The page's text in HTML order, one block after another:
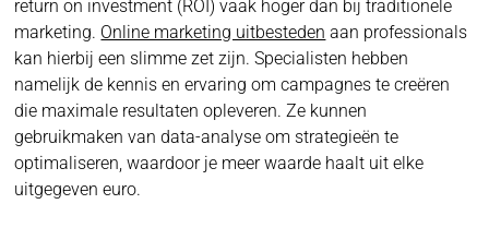
return on investment (ROI) vaak hoger dan bij traditionele
marketing. Online marketing uitbesteden aan professionals
kan hierbij een slimme zet zijn. Specialisten hebben
namelijk de kennis en ervaring om campagnes te creëren
die maximale resultaten opleveren. Ze kunnen
gebruikmaken van data-analyse om strategieën te
optimaliseren, waardoor je meer waarde haalt uit elke
uitgegeven euro.